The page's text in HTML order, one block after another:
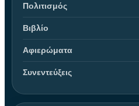
Πολιτισμός
Βιβλίο
Αφιερώματα
Συνεντεύξεις